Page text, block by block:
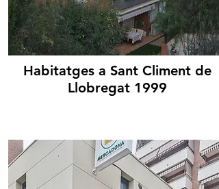
Habitatges a Sant Climent de
Llobregat 1999